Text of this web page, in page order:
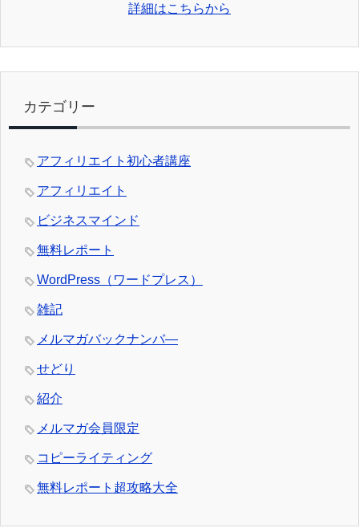
詳細はこちらから
カテゴリー
アフィリエイト初心者講座
アフィリエイト
ビジネスマインド
無料レポート
WordPress（ワードプレス）
雑記
メルマガバックナンバ―
せどり
紹介
メルマガ会員限定
コピーライティング
無料レポート超攻略大全